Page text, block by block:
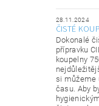
28.11.2024
ČISTÉ
Dokonalé
přípravku
koupelny
si můžeme
času. Aby